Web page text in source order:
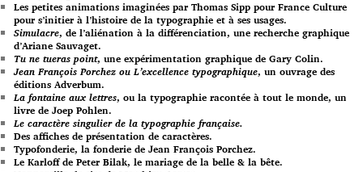
Les petites animations imaginées par Thomas Sipp pour France Culture
pour s’initier à l’histoire de la typographie et à ses usages.
Simulacre, de l’aliénation à la différenciation, une recherche graphique
d’Ariane Sauvaget.
Tu ne tueras point, une expérimentation graphique de Gary Colin.
Jean François Porchez ou L’excellence typographique, un ouvrage des
éditions Adverbum.
La fontaine aux lettres, ou la typographie racontée à tout le monde, un
livre de Joep Pohlen.
Le caractère singulier de la typographie française.
Des affiches de présentation de caractères.
Typofonderie, la fonderie de Jean François Porchez.
Le Karloff de Peter Bilak, le mariage de la belle & la bête.